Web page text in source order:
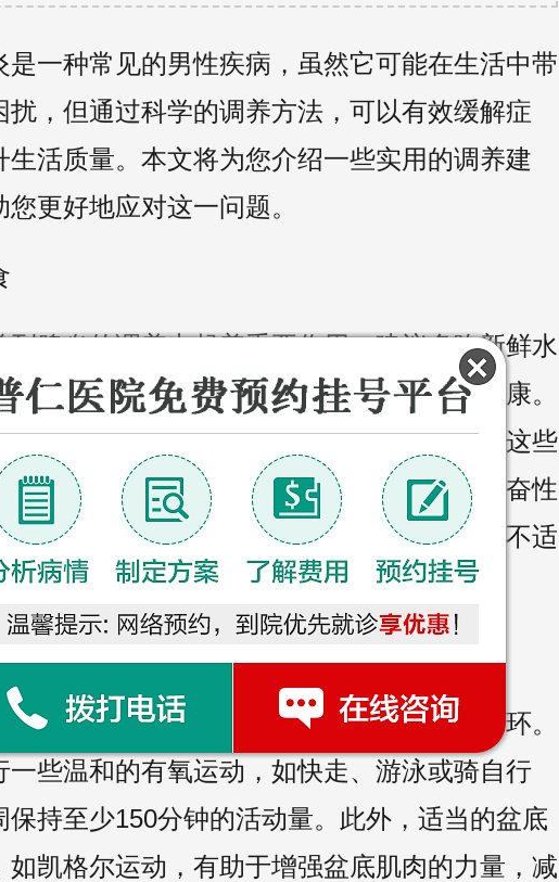
是一种常见的男性疾病，虽然它可能在生活中带
扰，但通过科学的调养方法，可以有效缓解症
生活质量。本文将为您介绍一些实用的调养建
更好地应对这一问题。
列腺炎的调养中起着重要作用。建议多吃新鲜水
，增加膳食纤维的摄入，以帮助改善肠道健康。
富含锌、硒的食物，如坚果、鱼类和豆类，这些
前列腺的功能。同时，避免辛辣、油腻和兴奋性
少上瘾物质和酒精的摄入，以免加重炎症和不适
的锻炼有助于增强身体免疫力和改善血液循环。
一些温和的有氧运动，如快走、游泳或骑自行
保持至少150分钟的活动量。此外，适当的盆底
如凯格尔运动，有助于增强盆底肌肉的力量，减